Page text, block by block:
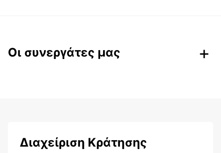
Οι συνεργάτες μας
Διαχείριση Κράτησης